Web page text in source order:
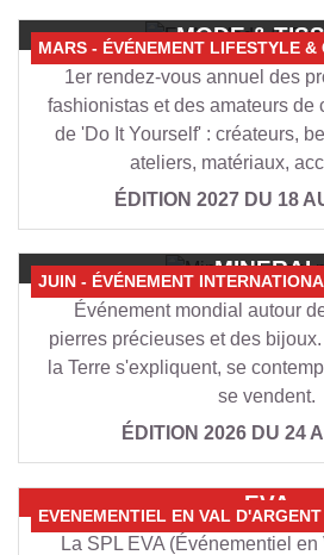
MODE &
MARS - ÉVÉNEMENT LIFESTYLE &
1er rendez-vous annuel des
fashionistas et des amateurs de
de 'Do It Yourself' : créateurs,
ateliers, matériaux,
ÉDITION 2027 DU 18
MINERAL
& GEM
JUIN - ÉVÉNEMENT
Événement mondial autour
pierres précieuses et des
la Terre s'expliquent, se
se vendent.
ÉDITION 2026 DU 24
EVA
EVENEMENTIEL EN VAL D'ARGENT
La SPL EVA (Événementiel